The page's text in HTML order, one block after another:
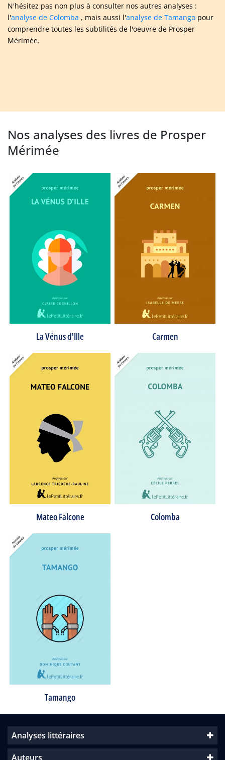
N'hésitez pas non plus à consulter nos autres analyses :
l'analyse de Colomba , mais aussi l'analyse de Tamango pour
comprendre toutes les subtilités de l'oeuvre de Prosper
Mérimée.
Nos analyses des livres de Prosper
Mérimée
La Vénus d'Ille Carmen
Mateo Falcone Colomba
Tamango
Analyses littéraires
Auteurs